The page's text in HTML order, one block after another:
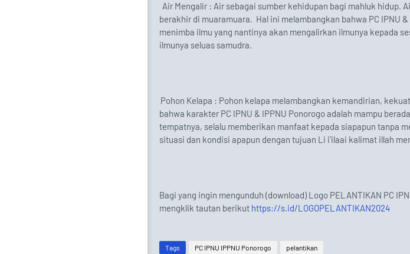
Air Mengalir : Air sebagai sumber kehidupan bagi mahluk hidup.
berakhir di muaramuara. Hal ini melambangkan bahwa PC IPNU
menimba ilmu yang nantinya akan mengalirkan ilmunya kepada
ilmunya seluas samudra.
Pohon Kelapa : Pohon kelapa melambangkan kemandirian,
bahwa karakter PC IPNU & IPPNU Ponorogo adalah mampu
tempatnya, selalu memberikan manfaat kepada siapapun tanpa
situasi dan kondisi apapun dengan tujuan Li i'ilaai kalimat illah
Bagi yang ingin mengunduh (download) Logo PELANTIKAN PC
mengklik tautan berikut https://s.id/LOGOPELANTIKAN2024
Tags PC IPNU IPPNU Ponorogo pelantikan